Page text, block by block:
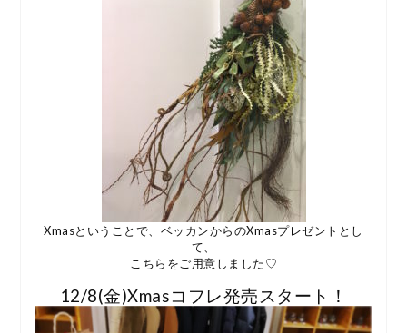
Xmasということで、ベッカンからのXmasプレゼントとし
て、
こちらをご用意しました♡
12/8(金)Xmasコフレ発売スタート！